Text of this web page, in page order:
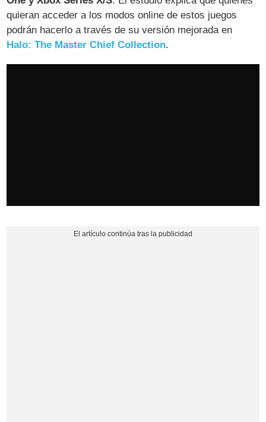
quieran acceder a los modos online de estos juegos
podrán hacerlo a través de su versión mejorada en
Halo: The Master Chief Collection.